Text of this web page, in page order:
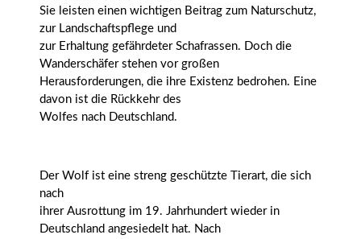
Sie leisten einen wichtigen Beitrag zum Naturschutz,
zur Landschaftspflege und
zur Erhaltung gefährdeter Schafrassen. Doch die
Wanderschäfer stehen vor großen
Herausforderungen, die ihre Existenz bedrohen. Eine
davon ist die Rückkehr des
Wolfes nach Deutschland.
Der Wolf ist eine streng geschützte Tierart, die sich
nach
ihrer Ausrottung im 19. Jahrhundert wieder in
Deutschland angesiedelt hat. Nach